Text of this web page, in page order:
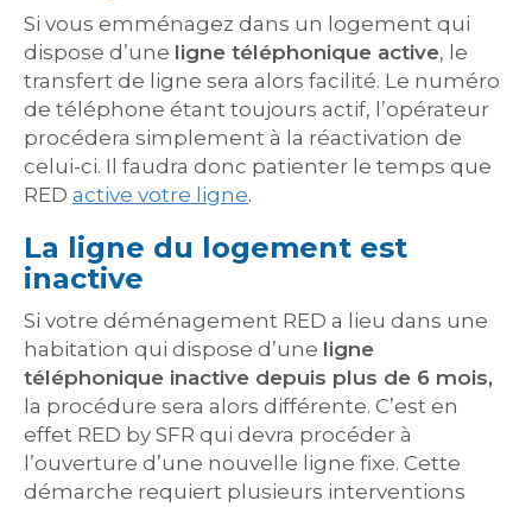
Si vous emménagez dans un logement qui
dispose d’une ligne téléphonique active, le
transfert de ligne sera alors facilité. Le numéro
de téléphone étant toujours actif, l’opérateur
procédera simplement à la réactivation de
celui-ci. Il faudra donc patienter le temps que
RED active votre ligne.
La ligne du logement est
inactive
Si votre déménagement RED a lieu dans une
habitation qui dispose d’une ligne
téléphonique inactive depuis plus de 6 mois,
la procédure sera alors différente. C’est en
effet RED by SFR qui devra procéder à
l’ouverture d’une nouvelle ligne fixe. Cette
démarche requiert plusieurs interventions